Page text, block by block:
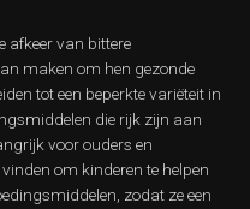
afkeer van bittere
maken om hen gezonde
tot een beperkte variëteit in
die rijk zijn aan
voor ouders en
om kinderen te helpen
zodat ze een